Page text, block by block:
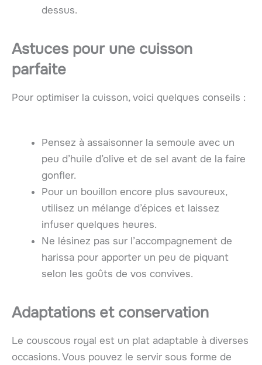
dessus.
Astuces pour une cuisson
parfaite
Pour optimiser la cuisson, voici quelques conseils :
Pensez à assaisonner la semoule avec un
peu d’huile d’olive et de sel avant de la faire
gonfler.
Pour un bouillon encore plus savoureux,
utilisez un mélange d’épices et laissez
infuser quelques heures.
Ne lésinez pas sur l’accompagnement de
harissa pour apporter un peu de piquant
selon les goûts de vos convives.
Adaptations et conservation
Le couscous royal est un plat adaptable à diverses
occasions. Vous pouvez le servir sous forme de